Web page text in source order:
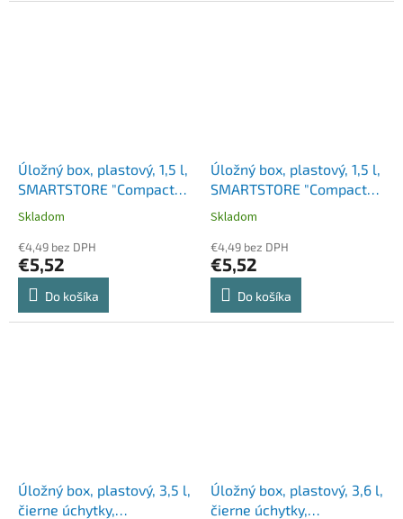
Úložný box, plastový, 1,5 l,
SMARTSTORE "Compact
Clear S", priehľadný
Skladom
€4,49 bez DPH
€5,52
Do košíka
Úložný box, plastový, 1,5 l,
SMARTSTORE "Compact
S", biely
Skladom
€4,49 bez DPH
€5,52
Do košíka
Úložný box, plastový, 3,5 l,
čierne úchytky,
Úložný box, plastový, 3,6 l,
čierne úchytky,